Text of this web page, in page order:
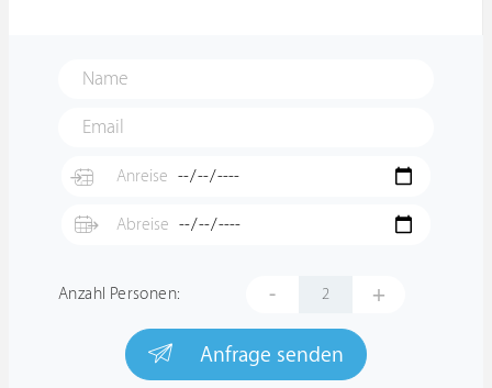
Anzahl Personen: - +
Anfrage senden